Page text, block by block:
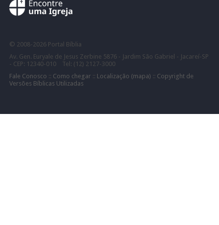
© 2008- 2026 Portal Bíblia
Av. Gen. Euryale de Jesus Zerbine 5876 - Jardim São Gabriel - Jacareí-SP
- CEP: 12340-010 Tel: (12) 2127-3000
Fale Conosco :: Como chegar:: Localização (mapa) :: Copyright de
Versões Bíblicas Utilizadas